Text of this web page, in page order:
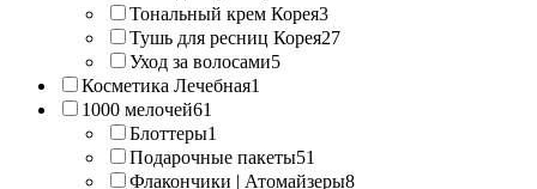
Тональный крем Корея3
Тушь для ресниц Корея27
Уход за волосами5
Косметика Лечебная1
1000 мелочей61
Блоттеры1
Подарочные пакеты51
Флакончики | Атомайзеры8